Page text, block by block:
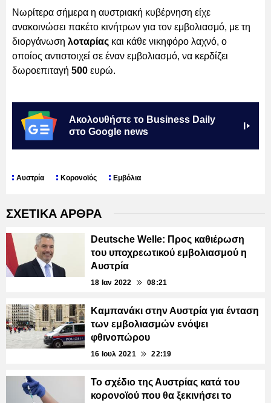
Νωρίτερα σήμερα η αυστριακή κυβέρνηση είχε
ανακοινώσει πακέτο κινήτρων για τον εμβολιασμό, με τη
διοργάνωση λοταρίας και κάθε νικηφόρο λαχνό, ο
οποίος αντιστοιχεί σε έναν εμβολιασμό, να κερδίζει
δωροεπιταγή 500 ευρώ.
Ακολουθήστε το Business Daily
στο Google news
Αυστρία Κορονοϊός Εμβόλια
ΣΧΕΤΙΚΑ ΑΡΘΡΑ
Deutsche Welle: Προς καθιέρωση
του υποχρεωτικού εμβολιασμού η
Αυστρία
18 Ιαν 2022 08:21
Καμπανάκι στην Αυστρία για ένταση
των εμβολιασμών ενόψει
φθινοπώρου
16 Ιουλ 2021 22:19
Το σχέδιο της Αυστρίας κατά του
κορονοϊού που θα ξεκινήσει το